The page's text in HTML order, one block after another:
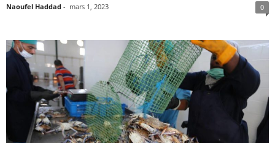
Naoufel Haddad - mars 1, 2023 0